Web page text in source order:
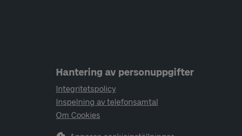
Hantering av personuppgifter
Integritetspolicy
Inspelning av telefonsamtal
Om Cookies